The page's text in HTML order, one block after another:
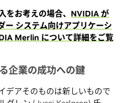
をお考えの場合、 NVIDIA が
ー システム向けアプリケーシ
Merlin について詳細をご覧
企業の成功への鍵
デアそのものは新しいもので